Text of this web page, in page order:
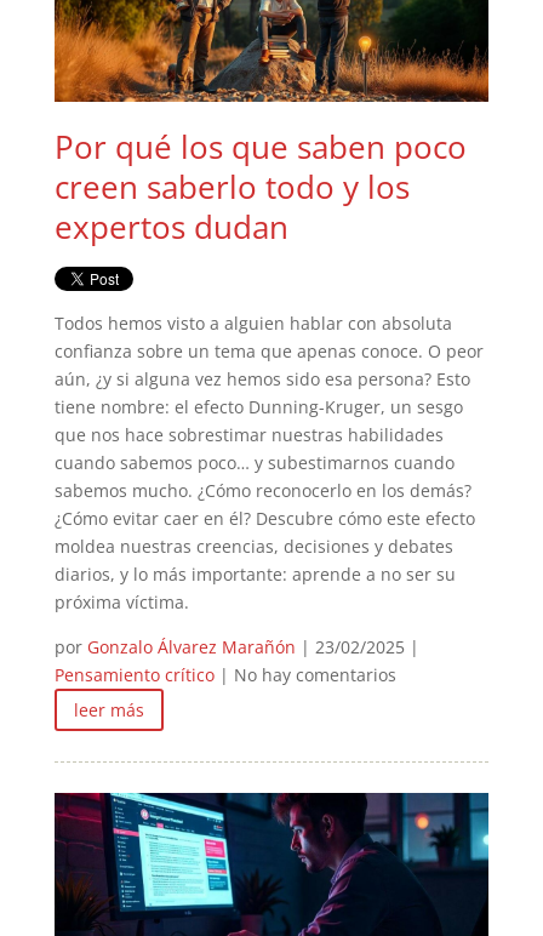
Por qué los que saben poco
creen saberlo todo y los
expertos dudan
Todos hemos visto a alguien hablar con absoluta
confianza sobre un tema que apenas conoce. O peor
aún, ¿y si alguna vez hemos sido esa persona? Esto
tiene nombre: el efecto Dunning-Kruger, un sesgo
que nos hace sobrestimar nuestras habilidades
cuando sabemos poco… y subestimarnos cuando
sabemos mucho. ¿Cómo reconocerlo en los demás?
¿Cómo evitar caer en él? Descubre cómo este efecto
moldea nuestras creencias, decisiones y debates
diarios, y lo más importante: aprende a no ser su
próxima víctima.
por Gonzalo Álvarez Marañón | 23/02/2025|
Pensamiento crítico| No hay comentarios
leer más